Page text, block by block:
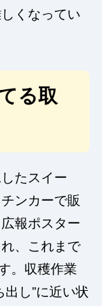
くなってい
る取
たスイー
ンカーで販
報ポスター
、これまで
。収穫作業
し”に近い状